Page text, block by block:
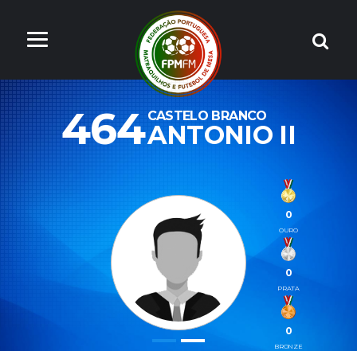
464 CASTELO BRANCO
ANTONIO II
0
OURO
0
PRATA
0
BRONZE